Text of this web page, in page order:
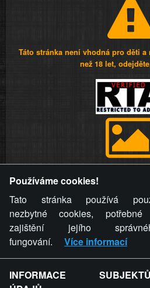
Táto stránka není vhodná pro děti a
než 18 let,
videa a komentáře. Osoba, které se
stránky týče, ani osoba, která
stránku, nemůže z důvodu
komentáře pro výše
provozovateli stránky žádný nárok
nemajetkové
Používáme cookies!
Tato stránka používá
nezbytné cookies,
zajištění jejího
fungování.
Více informací
INFORMACE